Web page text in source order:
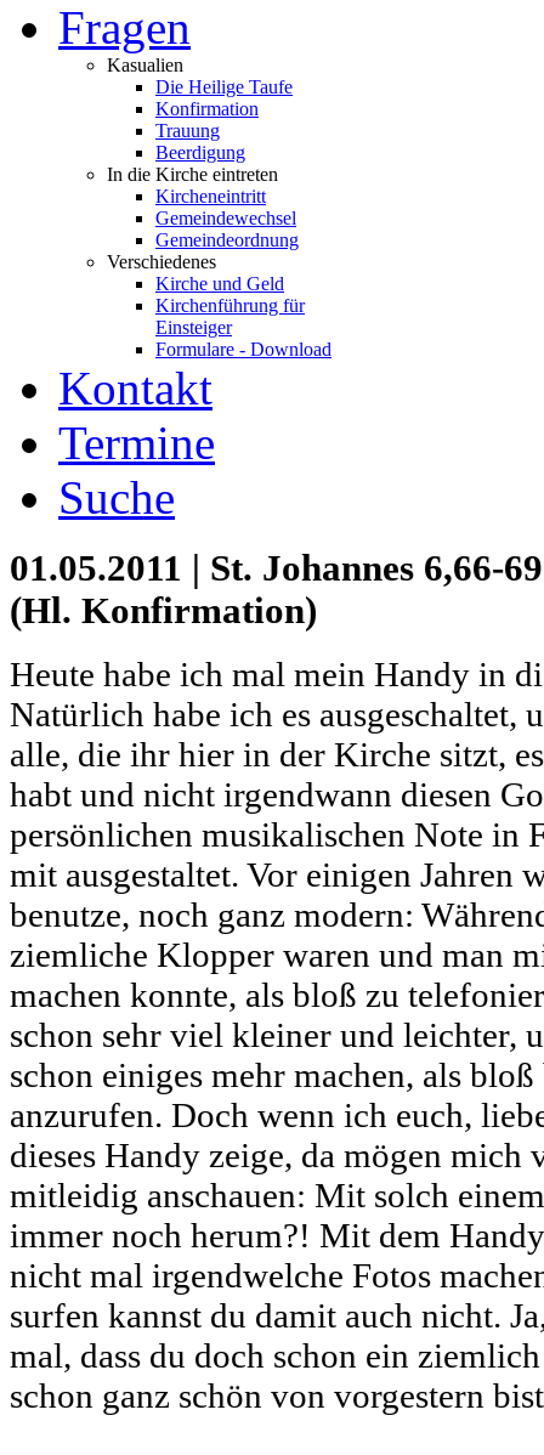
Fragen
Kasualien
Die Heilige Taufe
Konfirmation
Trauung
Beerdigung
In die Kirche eintreten
Kircheneintritt
Gemeindewechsel
Gemeindeordnung
Verschiedenes
Kirche und Geld
Kirchenführung für
Einsteiger
Formulare - Download
Kontakt
Termine
Suche
01.05.2011 | St. Johannes 6,66-
(Hl. Konfirmation)
Heute habe ich mal mein Handy in
Natürlich habe ich es ausgeschaltet,
alle, die ihr hier in der Kirche sitzt,
habt und nicht irgendwann diesen
persönlichen musikalischen Note in
mit ausgestaltet. Vor einigen Jahren
benutze, noch ganz modern:
ziemliche Klopper waren und man
machen konnte, als bloß zu
schon sehr viel kleiner und leichter,
schon einiges mehr machen, als
anzurufen. Doch wenn ich euch,
dieses Handy zeige, da mögen mich
mitleidig anschauen: Mit solch
immer noch herum?! Mit dem
nicht mal irgendwelche Fotos
surfen kannst du damit auch nicht.
mal, dass du doch schon ein
schon ganz schön von vorgestern